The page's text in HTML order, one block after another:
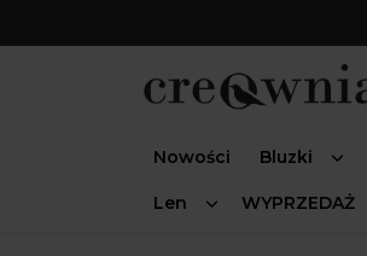
Nowości Bluzki
Len WYPRZEDAŻ